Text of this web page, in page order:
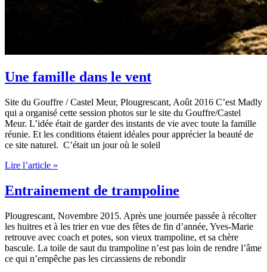
Une famille dans le vent
Site du Gouffre / Castel Meur, Plougrescant, Août 2016 C’est Madly
qui a organisé cette session photos sur le site du Gouffre/Castel
Meur. L’idée était de garder des instants de vie avec toute la famille
réunie. Et les conditions étaient idéales pour apprécier la beauté de
ce site naturel. C’était un jour où le soleil
Une
dans
le
Lire l’article »
Entrainement de trampoline
Plougrescant, Novembre 2015. Après une journée passée à récolter
les huitres et à les trier en vue des fêtes de fin d’année, Yves-Marie
retrouve avec coach et potes, son vieux trampoline, et sa chère
bascule. La toile de saut du trampoline n’est pas loin de rendre l’âme
ce qui n’empêche pas les circassiens de rebondir